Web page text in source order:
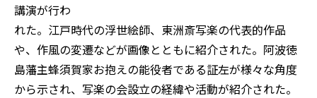
講演が行わ
れた。江戸時代の浮世絵師、東洲斎写楽の代表的作品
や、作風の変遷などが画像とともに紹介された。阿波徳
島藩主蜂須賀家お抱えの能役者である証左が様々な角度
から示され、写楽の会設立の経緯や活動が紹介された。